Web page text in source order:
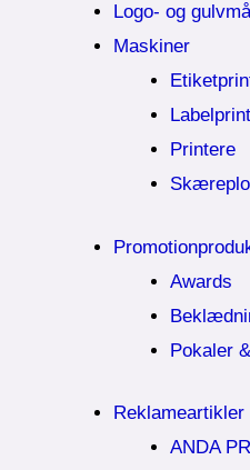
Logo- og
Maskiner
Printere
Awards
Pokaler
Reklameartikler
ANDA